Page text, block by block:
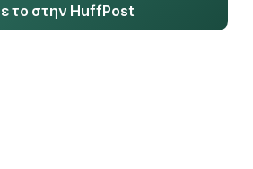
το στην HuffPost